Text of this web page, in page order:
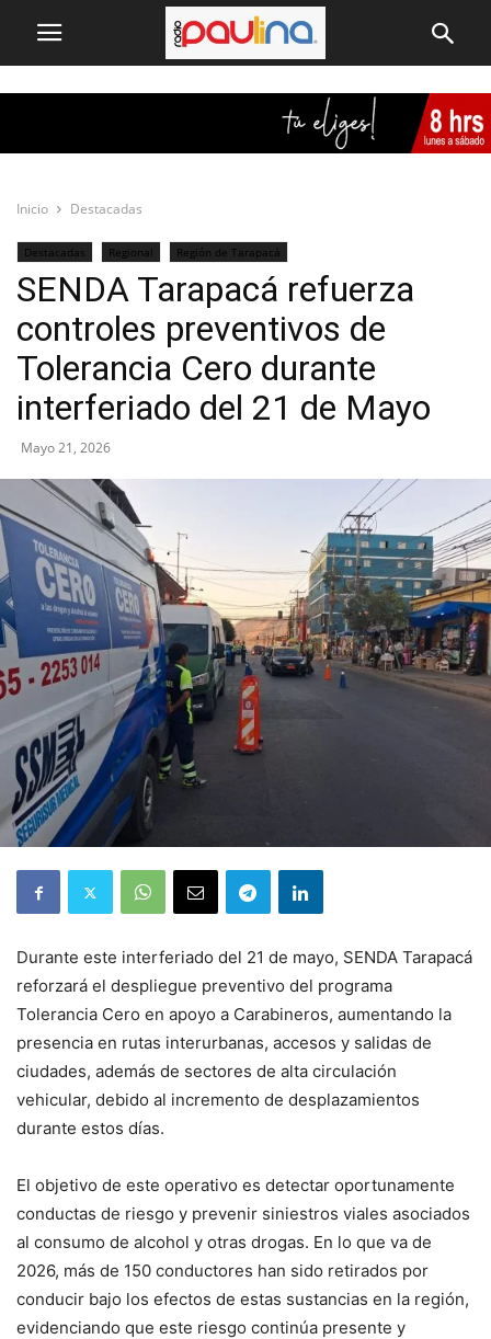
Inicio Destacadas
Destacadas Regional Región de Tarapacá
SENDA Tarapacá refuerza
controles preventivos de
Tolerancia Cero durante
interferiado del 21 de Mayo
Mayo 21, 2026
Durante este interferiado del 21 de mayo, SENDA Tarapacá
reforzará el despliegue preventivo del programa
Tolerancia Cero en apoyo a Carabineros, aumentando la
presencia en rutas interurbanas, accesos y salidas de
ciudades, además de sectores de alta circulación
vehicular, debido al incremento de desplazamientos
durante estos días.
El objetivo de este operativo es detectar oportunamente
conductas de riesgo y prevenir siniestros viales asociados
al consumo de alcohol y otras drogas. En lo que va de
2026, más de 150 conductores han sido retirados por
conducir bajo los efectos de estas sustancias en la región,
evidenciando que este riesgo continúa presente y